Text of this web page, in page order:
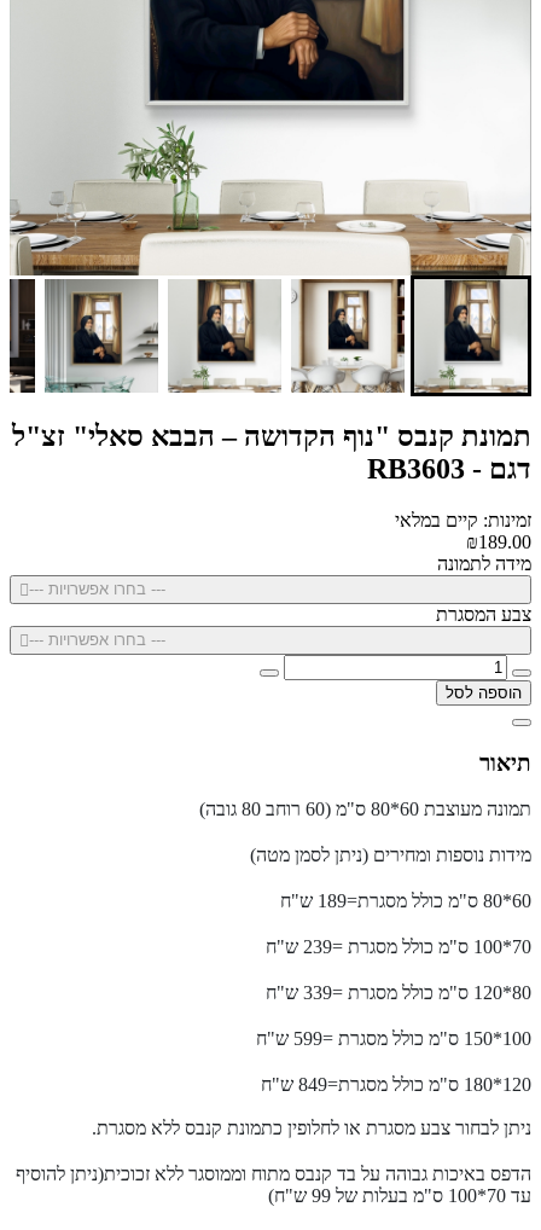
תמונת קנבס "נוף הקדושה – הבבא סאלי" זצ"ל
דגם - RB3603
זמינות: קיים במלאי
₪189.00
מידה לתמונה
--- בחרו אפשרויות ---
צבע המסגרת
--- בחרו אפשרויות ---
הוספה לסל
תיאור
תמונה מעוצבת 60*80 ס"מ (60 רוחב 80 גובה)
מידות נוספות ומחירים (ניתן לסמן מטה)
60*80 ס"מ כולל מסגרת=189 ש"ח
70*100 ס"מ כולל מסגרת =239 ש"ח
80*120 ס"מ כולל מסגרת =339 ש"ח
100*150 ס"מ כולל מסגרת =599 ש"ח
120*180 ס"מ כולל מסגרת=849 ש"ח
ניתן לבחור צבע מסגרת או לחלופין כתמונת קנבס ללא מסגרת.
הדפס באיכות גבוהה על בד קנבס מתוח וממוסגר ללא זכוכית(ניתן להוסיף
עד 70*100 ס"מ בעלות של 99 ש"ח)